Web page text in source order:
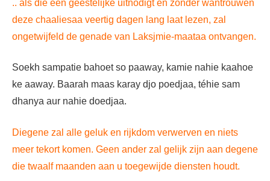
.. als die een geestelijke uitnodigt en zonder wantrouwen
deze chaaliesaa veertig dagen lang laat lezen, zal
ongetwijfeld de genade van Laksjmie-maataa ontvangen.
Soekh sampatie bahoet so paaway, kamie nahie kaahoe
ke aaway. Baarah maas karay djo poedjaa, téhie sam
dhanya aur nahie doedjaa.
Diegene zal alle geluk en rijkdom verwerven en niets
meer tekort komen. Geen ander zal gelijk zijn aan degene
die twaalf maanden aan u toegewijde diensten houdt.